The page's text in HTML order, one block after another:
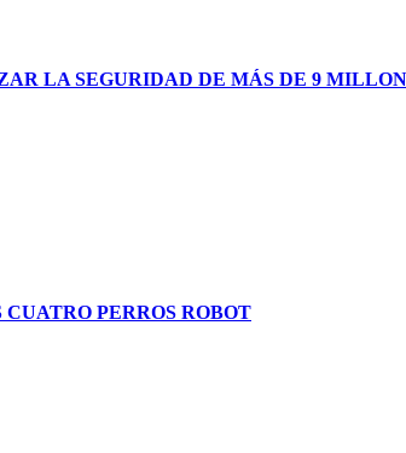
LA SEGURIDAD DE MÁS DE 9
PERROS ROBOT